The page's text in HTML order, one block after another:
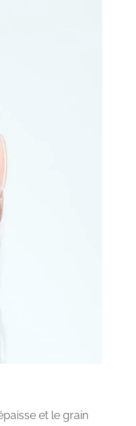
et le grain